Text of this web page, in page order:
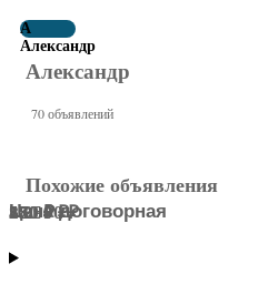
А
Александр
Александр
70 объявлений
Похожие объявления
5 299 ₽
55 000 ₽
Цена договорная
170 ₽
850 ₽
280 ₽